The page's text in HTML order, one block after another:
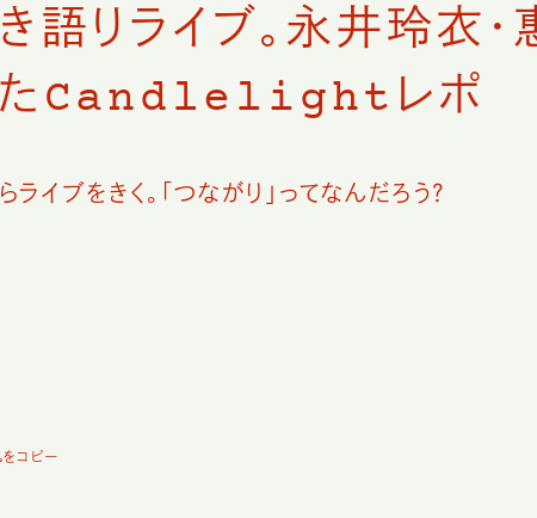
りライブ。永井玲衣・
たCandlelightレポ
イブをきく。「つながり」ってなんだろう？
コピー